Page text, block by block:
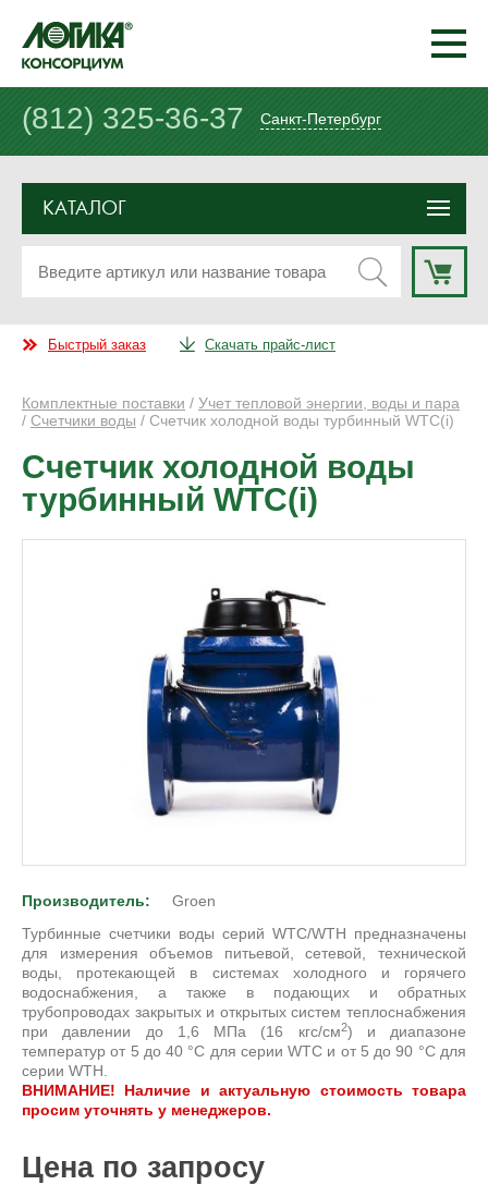
(812) 325-36-37 Санкт-Петербург
КАТАЛОГ
Быстрый заказ Скачать прайс-лист
Комплектные поставки / Учет тепловой энергии, воды и пара
/ Счетчики воды / Счетчик холодной воды турбинный WTC(i)
Счетчик холодной воды
турбинный WTC(i)
Производитель:
Groen
Турбинные счетчики воды серий WTC/WTH предназначены
для измерения объемов питьевой, сетевой, технической
воды, протекающей в системах холодного и горячего
водоснабжения, а также в подающих и обратных
трубопроводах закрытых и открытых систем теплоснабжения
при давлении до 1,6 МПа (16 кгс/см2) и диапазоне
температур от 5 до 40 °С для серии WTC и от 5 до 90 °С для
серии WTH.
ВНИМАНИЕ! Наличие и актуальную стоимость товара
просим уточнять у менеджеров.
Цена по запросу